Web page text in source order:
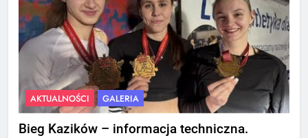
AKTUALNOŚCI GALERIA
Bieg Kazików – informacja techniczna.